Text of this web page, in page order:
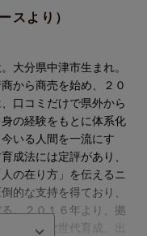
スより）
大分県中津市生まれ。
から商売を始め、２０
口コミだけで県外から
の経験をもとに体系化
いる人間を一流にす
成法には定評があり、
の在り方」を伝えるニ
的な支持を得ており、
。２０１６年より、拠
なく、次世代育成、出